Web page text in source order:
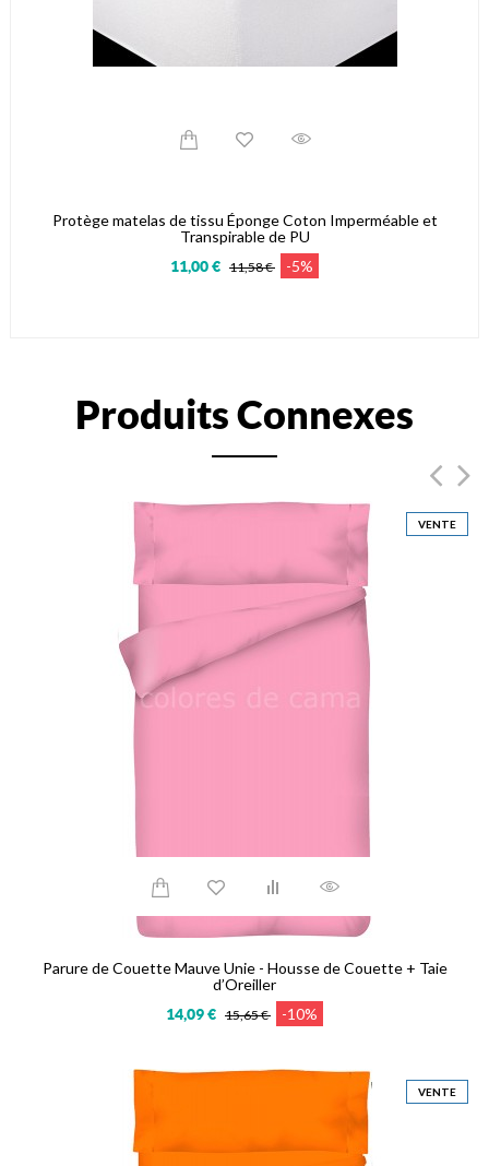
Protège matelas de tissu Éponge Coton Imperméable et
Transpirable de PU
11,00 € 11,58 € -5%
Produits Connexes
VENTE
Parure de Couette Mauve Unie - Housse de Couette + Taie
d’Oreiller
14,09 € 15,65 € -10%
VENTE